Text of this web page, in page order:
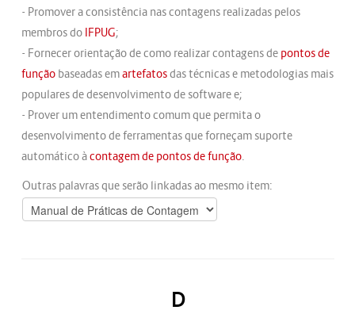
- Promover a consistência nas contagens realizadas pelos
membros do IFPUG;
- Fornecer orientação de como realizar contagens de pontos de
funçãobaseadas emartefatosdas técnicas e metodologias mais
populares de desenvolvimento de software e;
- Prover um entendimento comum que permita o
desenvolvimento de ferramentas que forneçam suporte
automático àcontagem de pontos de função.
Outras palavras que serão linkadas ao mesmo item:
D